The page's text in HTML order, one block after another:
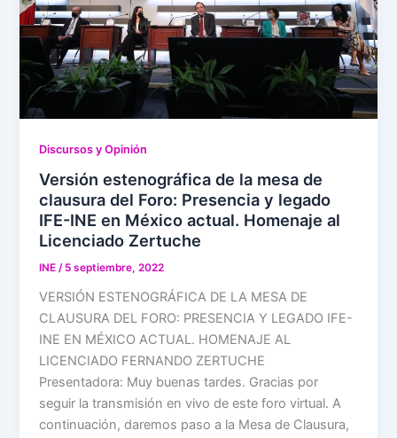
Discursos y Opinión
Versión estenográfica de la mesa de
clausura del Foro: Presencia y legado
IFE-INE en México actual. Homenaje al
Licenciado Zertuche
INE/ 5 septiembre, 2022
VERSIÓN ESTENOGRÁFICA DE LA MESA DE
CLAUSURA DEL FORO: PRESENCIA Y LEGADO IFE-
INE EN MÉXICO ACTUAL. HOMENAJE AL
LICENCIADO FERNANDO ZERTUCHE
Presentadora: Muy buenas tardes. Gracias por
seguir la transmisión en vivo de este foro virtual. A
continuación, daremos paso a la Mesa de Clausura,